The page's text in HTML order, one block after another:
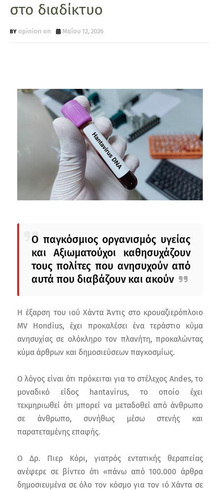
στο διαδίκτυο
opinion on Μαΐου 12, 2026
Ο παγκόσμιος οργανισμός υγείας
και Αξιωματούχοι καθησυχάζουν
τους πολίτες που ανησυχούν από
αυτά που διαβάζουν και ακούν
Η έξαρση του ιού Χάντα Άντις στο κρουαζιερόπλοιο
MV Hondius, έχει προκαλέσει ένα τεράστιο κύμα
ανησυχίας σε ολόκληρο τον πλανήτη, προκαλώντας
κύμα άρθρων και δημοσιεύσεων παγκοσμίως.
Ο λόγος είναι ότι πρόκειται για το στέλεχος Andes, το
μοναδικό είδος hantavirus, το οποίο έχει
τεκμηριωθεί ότι μπορεί να μεταδοθεί από άνθρωπο
σε άνθρωπο, συνήθως μέσω στενής και
παρατεταμένης επαφής.
Ο Δρ. Πιερ Κόρι, γιατρός εντατικής θεραπείας
ανέφερε σε βίντεο ότι «πάνω από 100.000 άρθρα
δημοσιευμένα σε όλο τον κόσμο για τον ιό Χάντα σε